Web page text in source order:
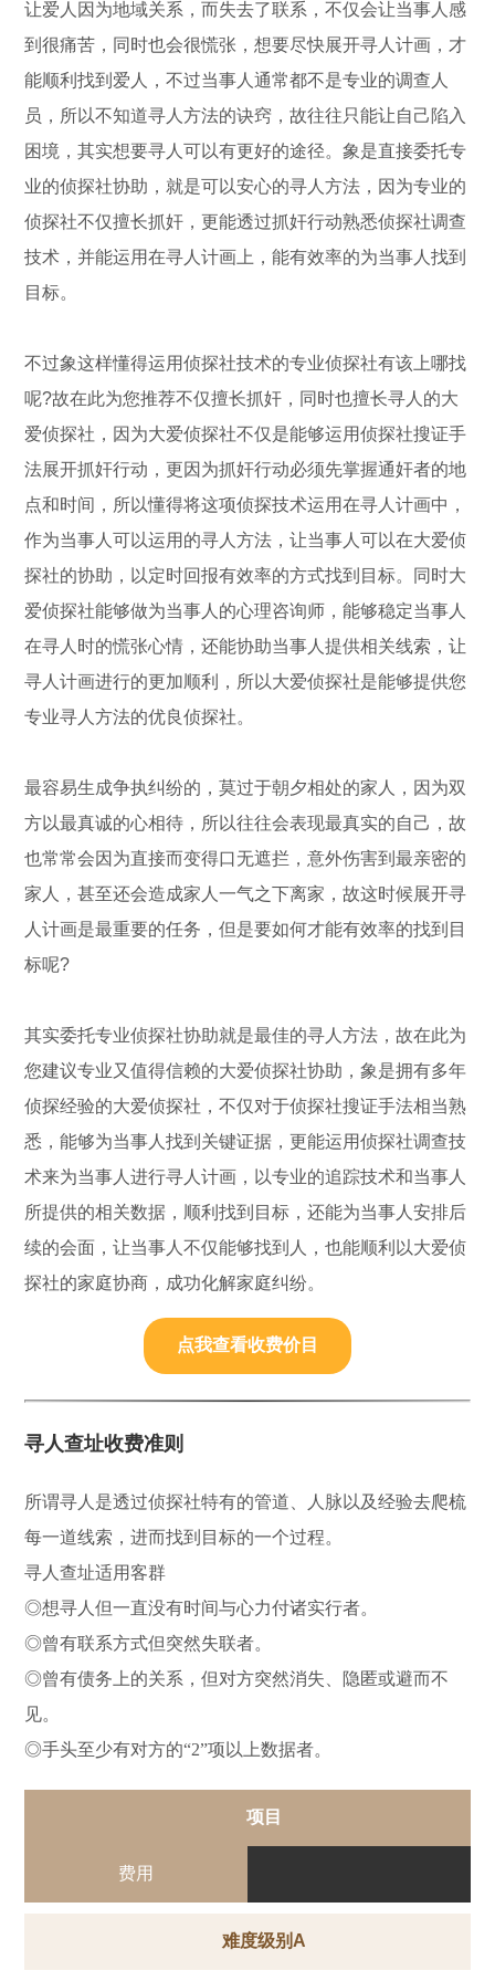
让爱人因为地域关系，而失去了联系，不仅会让当事人感
到很痛苦，同时也会很慌张，想要尽快展开寻人计画，才
能顺利找到爱人，不过当事人通常都不是专业的调查人
员，所以不知道寻人方法的诀窍，故往往只能让自己陷入
困境，其实想要寻人可以有更好的途径。象是直接委托专
业的侦探社协助，就是可以安心的寻人方法，因为专业的
侦探社不仅擅长抓奸，更能透过抓奸行动熟悉侦探社调查
技术，并能运用在寻人计画上，能有效率的为当事人找到
目标。
不过象这样懂得运用侦探社技术的专业侦探社有该上哪找
呢?故在此为您推荐不仅擅长抓奸，同时也擅长寻人的大
爱侦探社，因为大爱侦探社不仅是能够运用侦探社搜证手
法展开抓奸行动，更因为抓奸行动必须先掌握通奸者的地
点和时间，所以懂得将这项侦探技术运用在寻人计画中，
作为当事人可以运用的寻人方法，让当事人可以在大爱侦
探社的协助，以定时回报有效率的方式找到目标。同时大
爱侦探社能够做为当事人的心理咨询师，能够稳定当事人
在寻人时的慌张心情，还能协助当事人提供相关线索，让
寻人计画进行的更加顺利，所以大爱侦探社是能够提供您
专业寻人方法的优良侦探社。
最容易生成争执纠纷的，莫过于朝夕相处的家人，因为双
方以最真诚的心相待，所以往往会表现最真实的自己，故
也常常会因为直接而变得口无遮拦，意外伤害到最亲密的
家人，甚至还会造成家人一气之下离家，故这时候展开寻
人计画是最重要的任务，但是要如何才能有效率的找到目
标呢?
其实委托专业侦探社协助就是最佳的寻人方法，故在此为
您建议专业又值得信赖的大爱侦探社协助，象是拥有多年
侦探经验的大爱侦探社，不仅对于侦探社搜证手法相当熟
悉，能够为当事人找到关键证据，更能运用侦探社调查技
术来为当事人进行寻人计画，以专业的追踪技术和当事人
所提供的相关数据，顺利找到目标，还能为当事人安排后
续的会面，让当事人不仅能够找到人，也能顺利以大爱侦
探社的家庭协商，成功化解家庭纠纷。
点我查看收费价目
寻人查址收费准则
所谓寻人是透过侦探社特有的管道、人脉以及经验去爬梳
每一道线索，进而找到目标的一个过程。
寻人查址适用客群
◎想寻人但一直没有时间与心力付诸实行者。
◎曾有联系方式但突然失联者。
◎曾有债务上的关系，但对方突然消失、隐匿或避而不
见。
◎手头至少有对方的“2”项以上数据者。
项目
费用
难度级别A